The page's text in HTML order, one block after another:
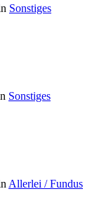
Sonstiges
Sonstiges
Allerlei / Fundus